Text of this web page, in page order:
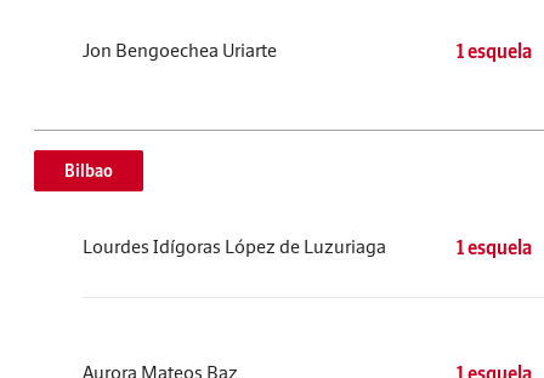
Jon Bengoechea Uriarte 1 esquela
Bilbao
Lourdes Idígoras López de Luzuriaga 1 esquela
Aurora Mateos Baz 1 esquela